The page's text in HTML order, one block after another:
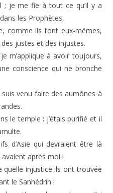
; je me fie à tout ce qu’il y a
les Prophètes,
comme ils l’ont eux-mêmes,
justes et des injustes.
m’applique à avoir toujours,
conscience qui ne bronche
venu faire des aumônes à
le temple ; j’étais purifié et il
d’Asie qui devraient être là
avaient après moi !
quelle injustice ils ont trouvée
le Sanhédrin !